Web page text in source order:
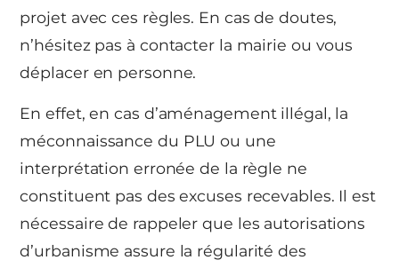
projet avec ces règles. En cas de doutes,
n’hésitez pas à contacter la mairie ou vous
déplacer en personne.
En effet, en cas d’aménagement illégal, la
méconnaissance du PLU ou une
interprétation erronée de la règle ne
constituent pas des excuses recevables. Il est
nécessaire de rappeler que les autorisations
d’urbanisme assure la régularité des